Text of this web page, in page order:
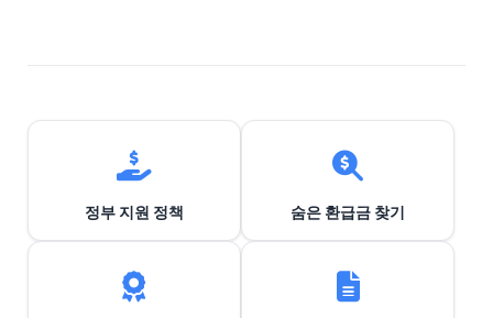
정부 지원 정책 숨은 환급금 찾기